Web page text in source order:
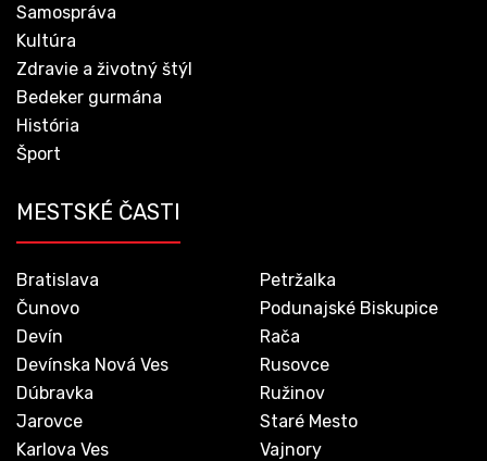
Samospráva
Kultúra
Zdravie a životný štýl
Bedeker gurmána
História
Šport
MESTSKÉ ČASTI
Bratislava
Čunovo
Devín
Devínska Nová Ves
Dúbravka
Jarovce
Karlova Ves
Petržalka
Podunajské Biskupice
Rača
Rusovce
Ružinov
Staré Mesto
Vajnory